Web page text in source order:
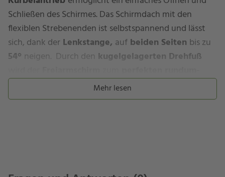
Schließen des Schirmes. Das Schirmdach mit den
flexiblen Strebenenden ist selbstspannend und lässt
sich, dank der Lenkstange, auf beiden Seiten bis zu
54° neigen. Durch den kugelgelagerten Drehfuß
Schattenspender.
Somit ist er auch ideal zur
Beschattung größerer Terrassen- oder Gartenbereiche
Mehr lesen